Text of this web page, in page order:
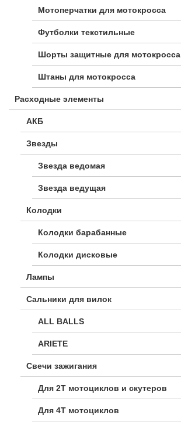
Мотоперчатки для мотокросса
Футболки текстильные
Шорты защитные для мотокросса
Штаны для мотокросса
Расходные элементы
АКБ
Звезды
Звезда ведомая
Звезда ведущая
Колодки
Колодки барабанные
Колодки дисковые
Лампы
Сальники для вилок
ALL BALLS
ARIETE
Свечи зажигания
Для 2Т мотоциклов и скутеров
Для 4Т мотоциклов